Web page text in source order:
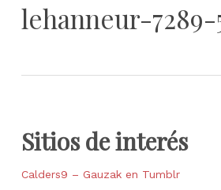
lehanneur-7289-
Sitios de interés
Calders9 – Gauzak en Tumblr